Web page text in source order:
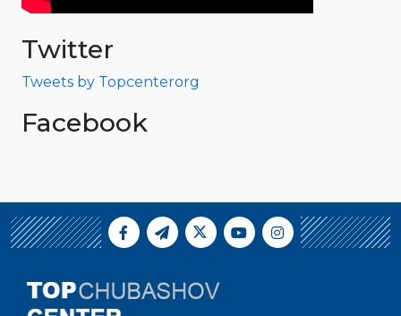
Twitter
Tweets by Topcenterorg
Facebook